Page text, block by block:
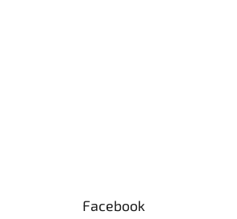
Facebook